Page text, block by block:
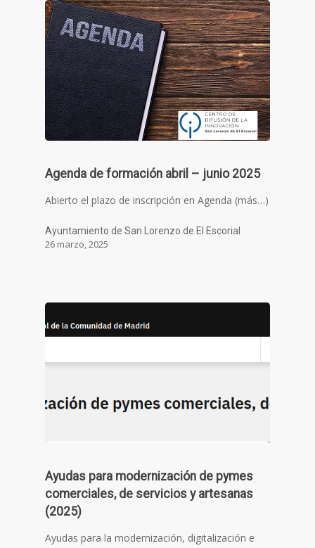
Agenda de formación abril – junio 2025
Abierto el plazo de inscripción en Agenda (más…)
Ayuntamiento de San Lorenzo de El Escorial
26 marzo, 2025
Ayudas para modernización de pymes
comerciales, de servicios y artesanas
(2025)
Ayudas para la modernización, digitalización e